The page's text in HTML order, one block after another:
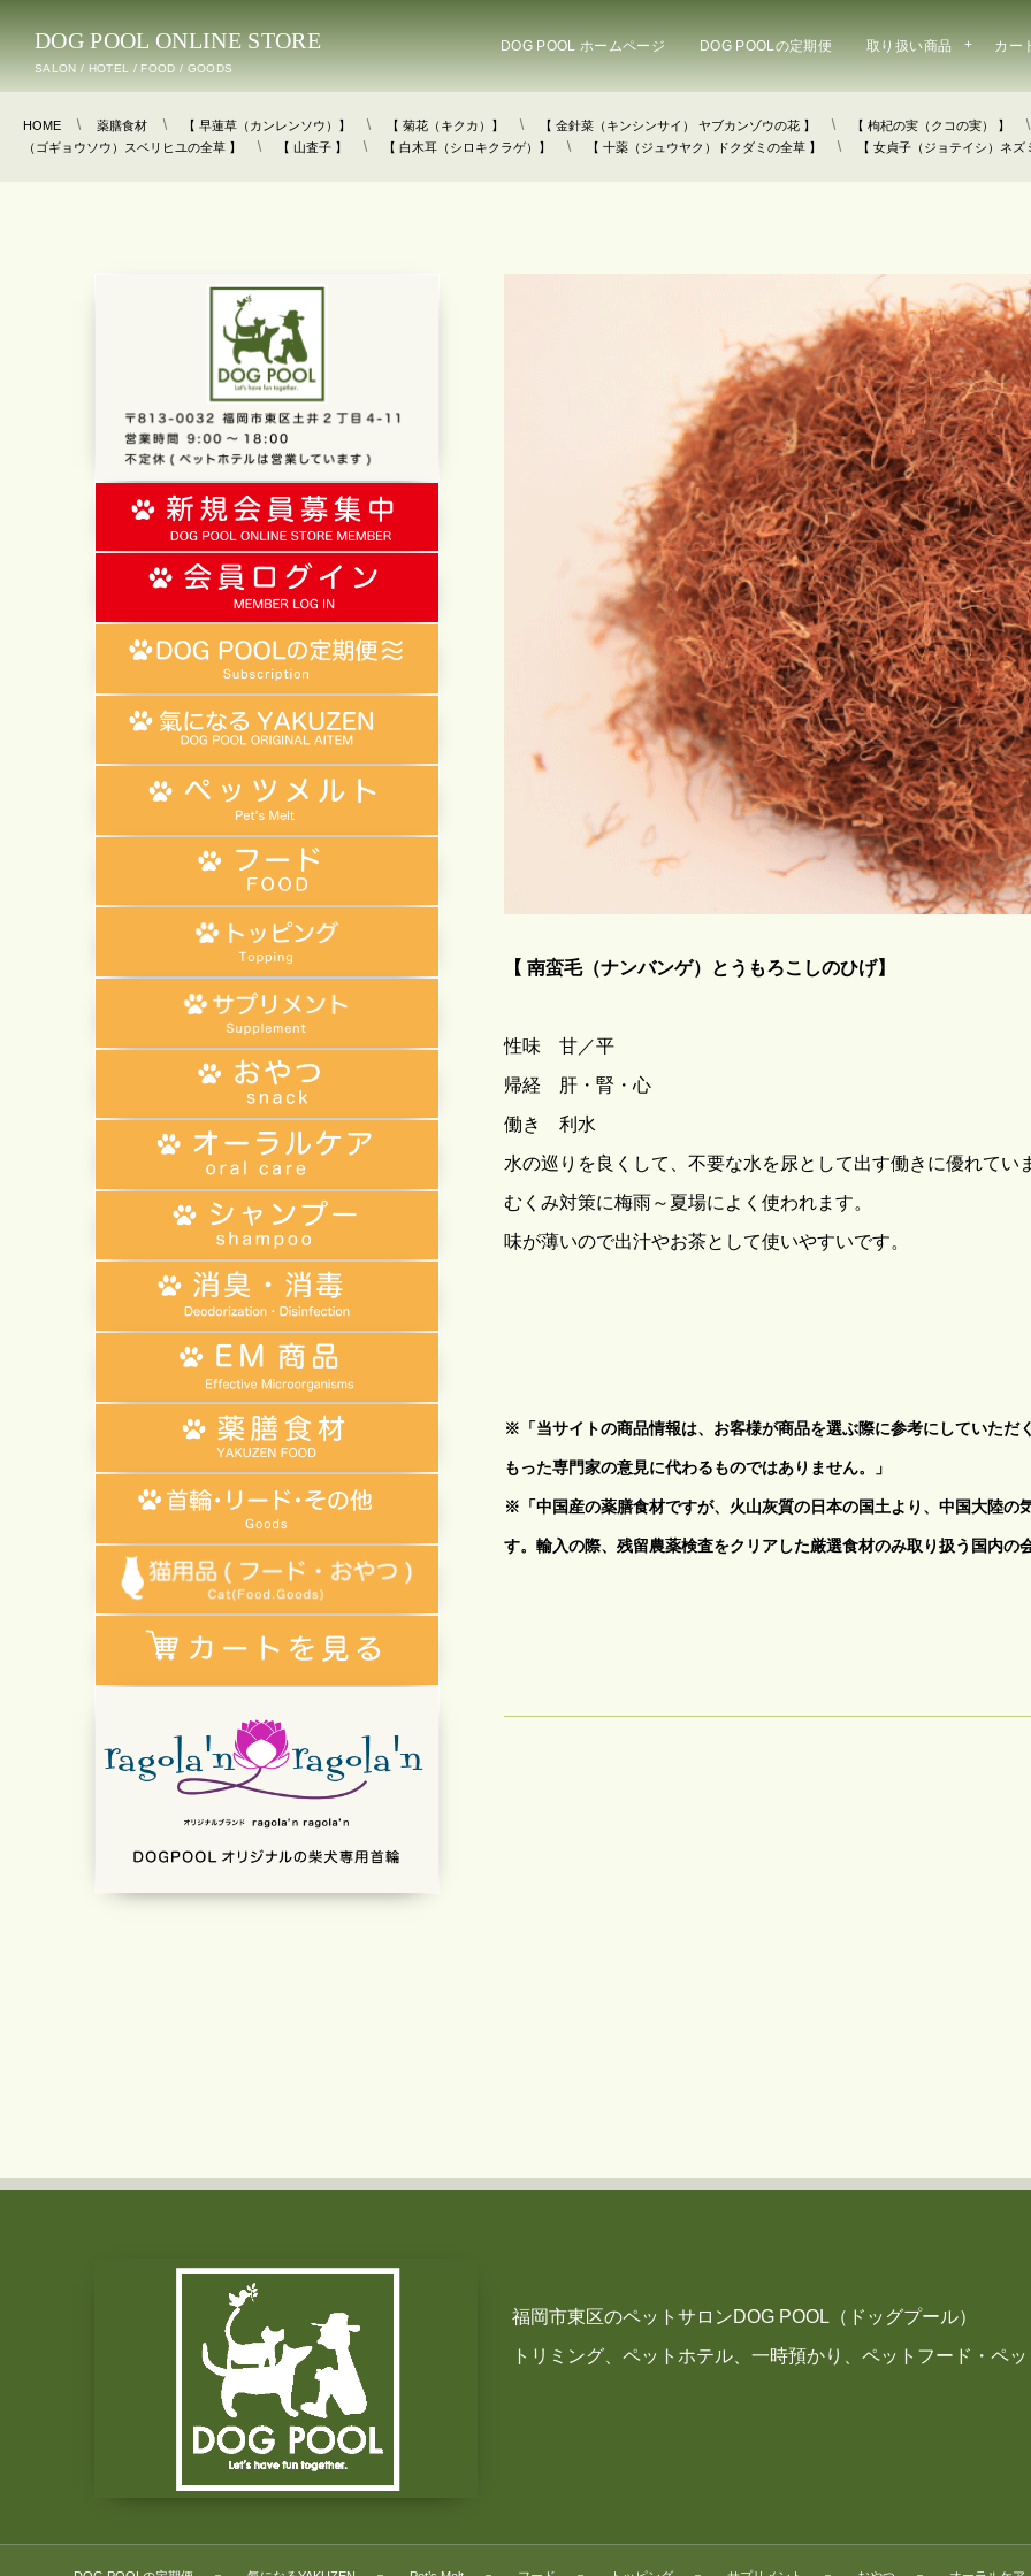
DOG POOL ONLINE STORE
SALON / HOTEL / FOOD / GOODS
DOG POOL ホームページ DOG POOLの定期便 取り扱い商品 カー
HOME 薬膳食材 【 早蓮草（カンレンソウ）】 【 菊花（キクカ）】 【 金針菜（キンシンサイ） ヤブカンゾウの花 】 【 枸杞の実（クコの実） 】
（ゴギョウソウ）スベリヒユの全草 】
【 山査子 】 【 白木耳（シロキクラゲ）】 【 十薬（ジュウヤク）ドクダミの全草 】 【 女貞子（ジョテイシ）ネズ
【 南蛮毛（ナンバンゲ）とうもろこしのひげ】
性味 甘／平
帰経 肝・腎・心
働き 利水
水の巡りを良くして、不要な水を尿として出す働きに優れてい
むくみ対策に梅雨～夏場によく使われます。
味が薄いので出汁やお茶として使いやすいです。
※「当サイトの商品情報は、お客様が商品を選ぶ際に参考にしていた
もった専門家の意見に代わるものではありません。 」
※ 「中国産の薬膳食材ですが、火山灰質の日本の国土より、中国大陸
す。 輸入の際、残留農薬検査をクリアした厳選食材のみ取り扱う国内の
福岡市東区のペットサロンDOG POOL（ドッグプール）
トリミング、ペットホテル、一時預かり、ペットフード・ペ